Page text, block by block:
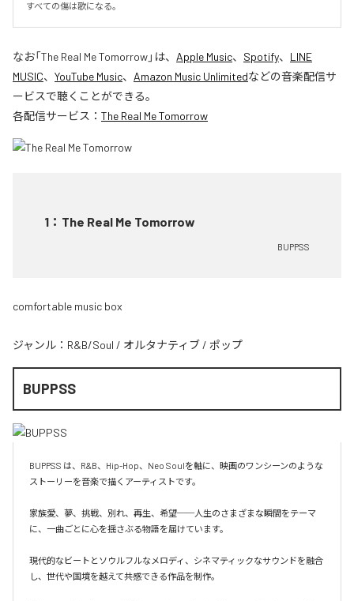
すべての傷は歌になる。
なお「The Real Me Tomorrow」は、 Apple Music、 Spotify、 LINE
MUSIC、 YouTube Music、 Amazon Music Unlimitedなどの音楽配信サ
ービスで聴くことができる。
各配信サービス： The Real Me Tomorrow
1 ： The Real Me Tomorrow
BUPPSS
comfortable music box
ジャンル： R&B/Soul / オルタナティブ / ポップ
BUPPSS
BUPPSS は、R&B、Hip-Hop、Neo Soulを軸に、映画のワンシーンのような
ストーリーを音楽で描くアーティストです。
家族愛、夢、挑戦、別れ、再生、希望──人生のさまざまな瞬間をテーマ
に、一曲ごとに心を揺さぶる物語を届けています。
現代的なビートとソウルフルなメロディ、シネマティックなサウンドを融合
し、世代や国境を越えて共感できる作品を制作。